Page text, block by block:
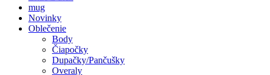
mug
Novinky
Oblečenie
Body
Čiapočky
Dupačky/Pančušky
Overaly